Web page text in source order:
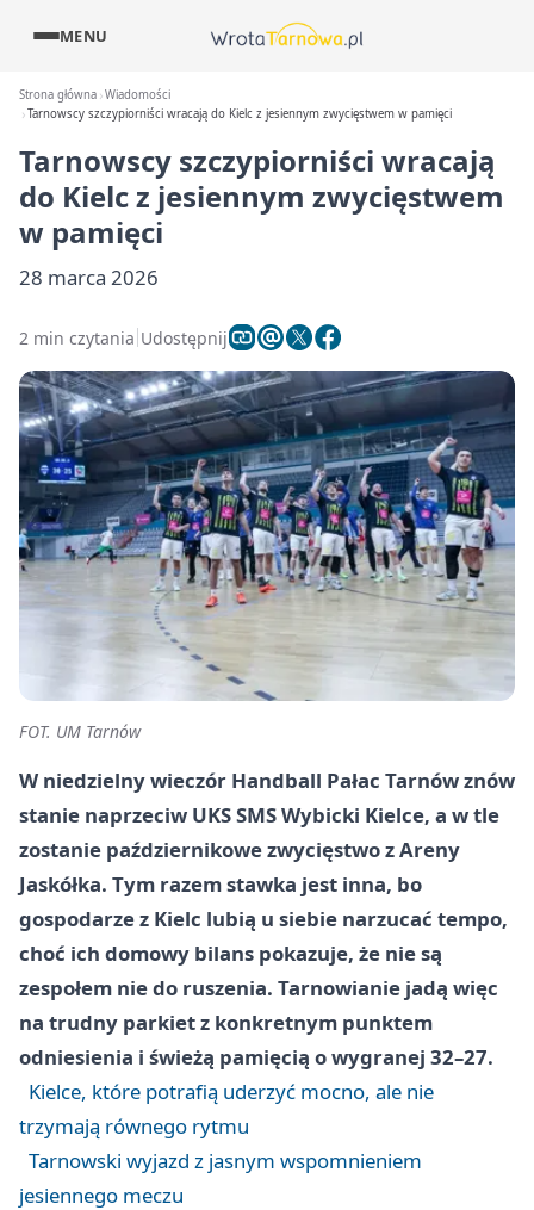
MENU
Strona główna Wiadomości
Tarnowscy szczypiorniści wracają do Kielc z jesiennym zwycięstwem w pamięci
Tarnowscy szczypiorniści wracają
do Kielc z jesiennym zwycięstwem
w pamięci
28 marca 2026
2 min czytania Udostępnij
FOT. UM Tarnów
W niedzielny wieczór Handball Pałac Tarnów znów
stanie naprzeciw UKS SMS Wybicki Kielce, a w tle
zostanie październikowe zwycięstwo z Areny
Jaskółka. Tym razem stawka jest inna, bo
gospodarze z Kielc lubią u siebie narzucać tempo,
choć ich domowy bilans pokazuje, że nie są
zespołem nie do ruszenia. Tarnowianie jadą więc
na trudny parkiet z konkretnym punktem
odniesienia i świeżą pamięcią o wygranej 32–27.
Kielce, które potrafią uderzyć mocno, ale nie
trzymają równego rytmu
Tarnowski wyjazd z jasnym wspomnieniem
jesiennego meczu